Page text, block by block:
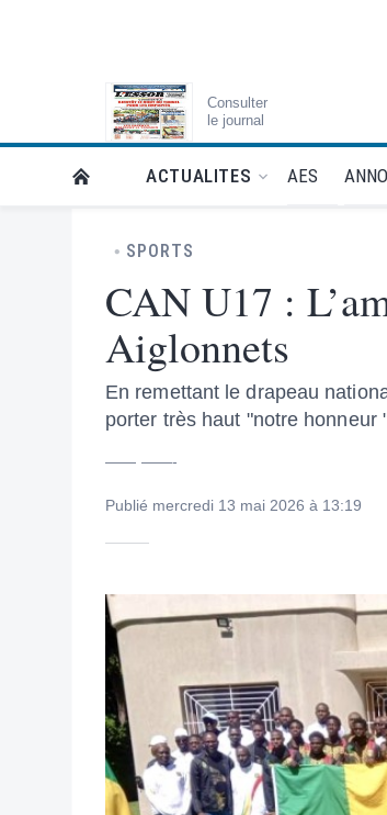
Consulter
le journal
RETOUR À LA PAGE D’ACCUEIL DE
ACTUALITES AES
SPORTS
CAN U17 :
Aiglonnets
En remettant le drapeau
porter très haut "notre
—— ——-
Publié mercredi 13 mai 2026 à 13:19